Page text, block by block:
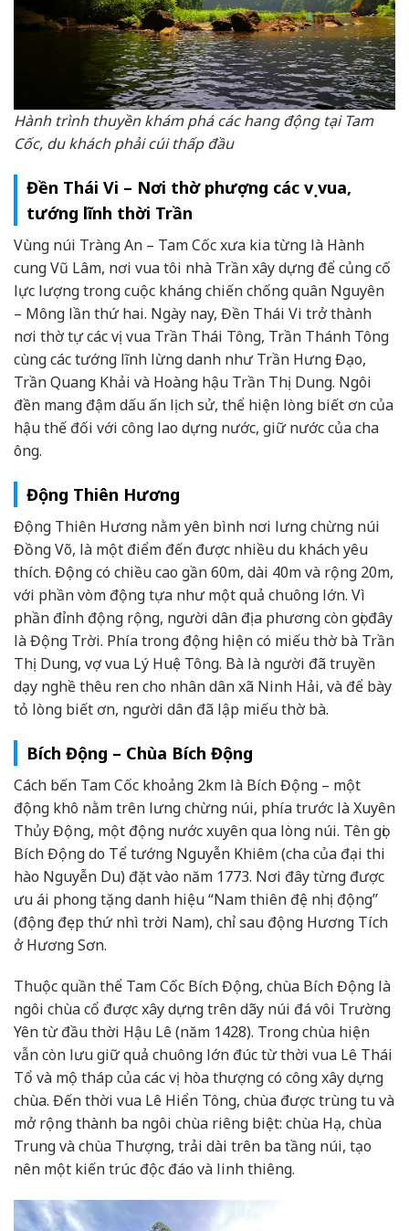
Hành trình thuyền khám phá các hang động tại Tam
Cốc, du khách phải cúi thấp đầu
Đền Thái Vi – Nơi thờ phượng các vị vua,
tướng lĩnh thời Trần
Vùng núi Tràng An – Tam Cốc xưa kia từng là Hành
cung Vũ Lâm, nơi vua tôi nhà Trần xây dựng để củng cố
lực lượng trong cuộc kháng chiến chống quân Nguyên
– Mông lần thứ hai. Ngày nay, Đền Thái Vi trở thành
nơi thờ tự các vị vua Trần Thái Tông, Trần Thánh Tông
cùng các tướng lĩnh lừng danh như Trần Hưng Đạo,
Trần Quang Khải và Hoàng hậu Trần Thị Dung. Ngôi
đền mang đậm dấu ấn lịch sử, thể hiện lòng biết ơn của
hậu thế đối với công lao dựng nước, giữ nước của cha
ông.
Động Thiên Hương
Động Thiên Hương nằm yên bình nơi lưng chừng núi
Đồng Võ, là một điểm đến được nhiều du khách yêu
thích. Động có chiều cao gần 60m, dài 40m và rộng 20m,
với phần vòm động tựa như một quả chuông lớn. Vì
phần đỉnh động rộng, người dân địa phương còn gọi đây
là Động Trời. Phía trong động hiện có miếu thờ bà Trần
Thị Dung, vợ vua Lý Huệ Tông. Bà là người đã truyền
dạy nghề thêu ren cho nhân dân xã Ninh Hải, và để bày
tỏ lòng biết ơn, người dân đã lập miếu thờ bà.
Bích Động – Chùa Bích Động
Cách bến Tam Cốc khoảng 2km là Bích Động – một
động khô nằm trên lưng chừng núi, phía trước là Xuyên
Thủy Động, một động nước xuyên qua lòng núi. Tên gọi
Bích Động do Tể tướng Nguyễn Khiêm (cha của đại thi
hào Nguyễn Du) đặt vào năm 1773. Nơi đây từng được
ưu ái phong tặng danh hiệu “Nam thiên đệ nhị động”
(động đẹp thứ nhì trời Nam), chỉ sau động Hương Tích
ở Hương Sơn.
Thuộc quần thể Tam Cốc Bích Động, chùa Bích Động là
ngôi chùa cổ được xây dựng trên dãy núi đá vôi Trường
Yên từ đầu thời Hậu Lê (năm 1428). Trong chùa hiện
vẫn còn lưu giữ quả chuông lớn đúc từ thời vua Lê Thái
Tổ và mộ tháp của các vị hòa thượng có công xây dựng
chùa. Đến thời vua Lê Hiển Tông, chùa được trùng tu và
mở rộng thành ba ngôi chùa riêng biệt: chùa Hạ, chùa
Trung và chùa Thượng, trải dài trên ba tầng núi, tạo
nên một kiến trúc độc đáo và linh thiêng.